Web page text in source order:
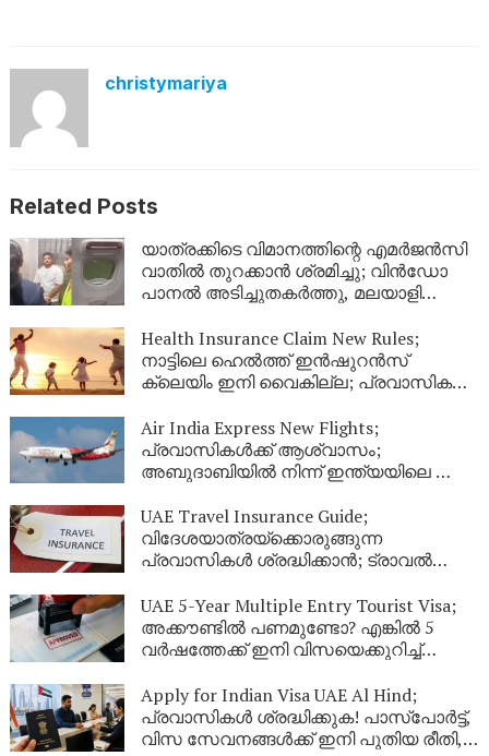
christymariya
Related Posts
യാത്രക്കിടെ വിമാനത്തിന്റെ എമർജൻസി
വാതിൽ തുറക്കാൻ ശ്രമിച്ചു; വിൻഡോ
പാനൽ അടിച്ചുതകർത്തു, മലയാളി
Health Insurance Claim New Rules;
നാട്ടിലെ ഹെൽത്ത് ഇൻഷുറൻസ്
ക്ലെയിം ഇനി വൈകില്ല; പ്രവാസികൾ
നിയമങ്ങൾ!
Air India Express New Flights;
പ്രവാസികൾക്ക് ആശ്വാസം;
അബുദാബിയിൽ നിന്ന് ഇന്ത്യയിലെ ഈ
സർവീസുകൾ
UAE Travel Insurance Guide;
വിദേശയാത്രയ്ക്കൊരുങ്ങുന്ന
പ്രവാസികൾ ശ്രദ്ധിക്കാൻ; ട്രാവൽ
കാര്യങ്ങൾ ഉറപ്പുവരുത്തുക
UAE 5-Year Multiple Entry Tourist Visa;
അക്കൗണ്ടിൽ പണമുണ്ടോ? എങ്കിൽ 5
വർഷത്തേക്ക് ഇനി വിസയെക്കുറിച്ച്
കിടിലൻ ഓഫർ പ്രവാസികൾ അറിയാതെ
പോകരുത്
Apply for Indian Visa UAE Al Hind;
പ്രവാസികൾ ശ്രദ്ധിക്കുക! പാസ്‌പോർട്ട്,
വിസ സേവനങ്ങൾക്ക് ഇനി പുതിയ രീതി,